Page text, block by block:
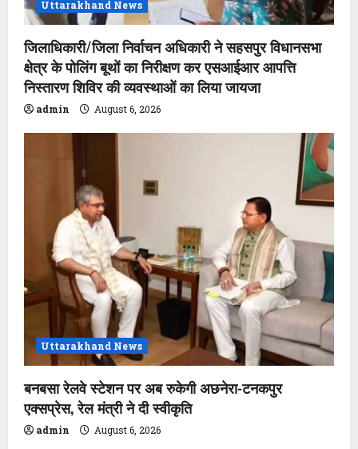
Uttarakhand News
जिलाधिकारी/जिला निर्वाचन अधिकारी ने सहसपुर विधानसभा
क्षेत्र के पोलिंग बूथों का निरीक्षण कर एसआईआर आपत्ति
निस्तारण शिविर की व्यवस्थाओं का लिया जायजा
admin August 6, 2026
Uttarakhand News
बनबसा रेलवे स्टेशन पर अब रुकेगी अछनेरा-टनकपुर
एक्सप्रेस, रेल मंत्री ने दी स्वीकृति
admin August 6, 2026